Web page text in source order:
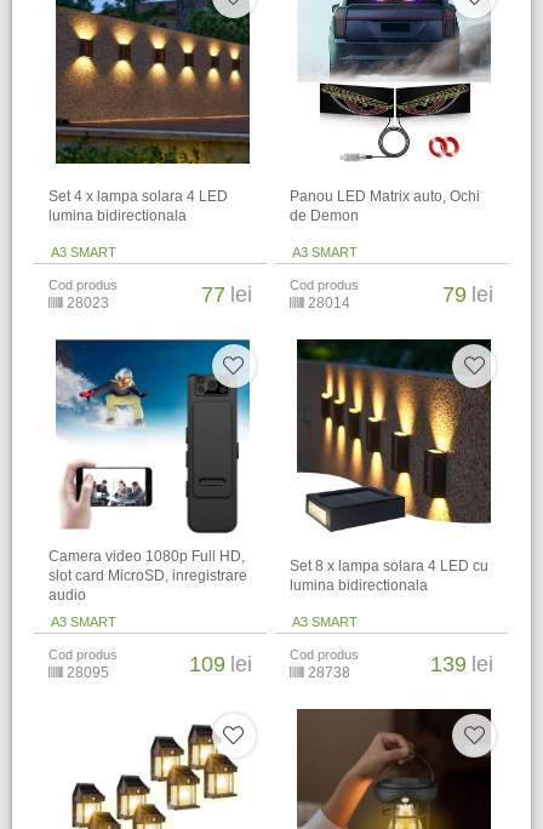
Set 4 x lampa solara 4 LED
lumina bidirectionala
A3 SMART
Cod produs
28023 77 lei
Panou LED Matrix auto, Ochi
de Demon
A3 SMART
Cod produs
28014 79 lei
Camera video 1080p Full HD,
slot card MicroSD, inregistrare
audio
A3 SMART
Cod produs
28095 109 lei
Set 8 x lampa solara 4 LED cu
lumina bidirectionala
A3 SMART
Cod produs
28738 139 lei